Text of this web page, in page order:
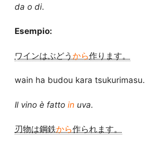
da o di.
Esempio:
ワインはぶどう から作ります。
wain ha budou kara tsukurimasu.
Il vino è fatto in uva.
刃物は鋼鉄から作られます。